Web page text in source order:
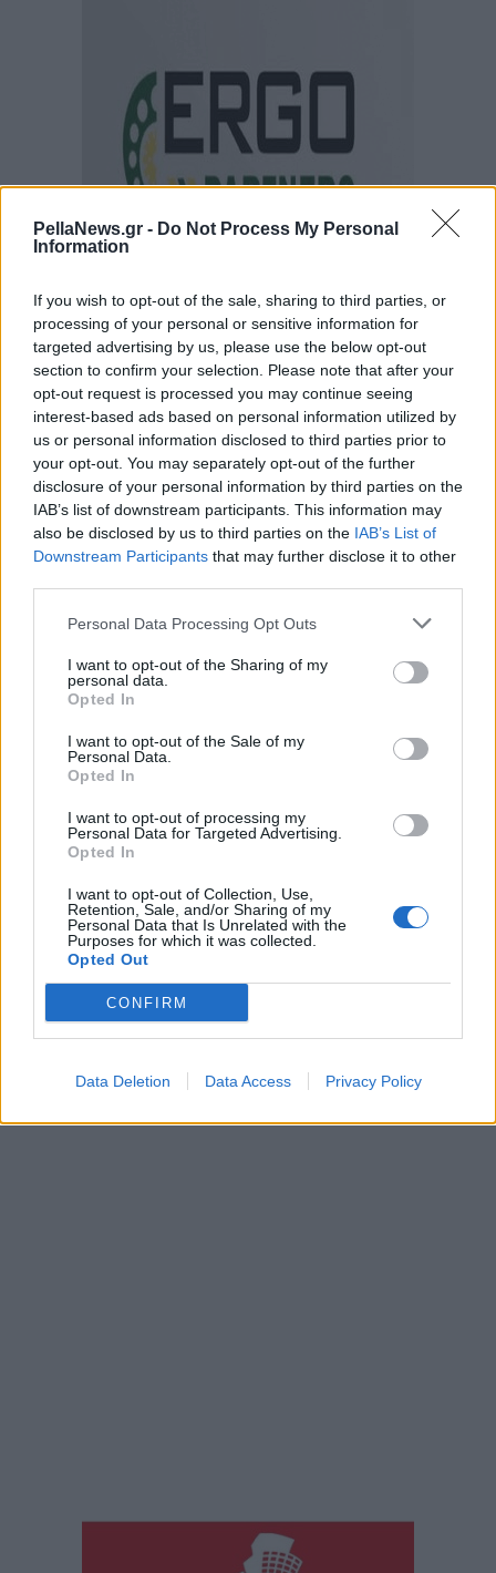
PellaNews.gr - Do Not Process My Personal
Information
If you wish to opt-out of the sale, sharing to third parties, or
processing of your personal or sensitive information for
targeted advertising by us, please use the below opt-out
section to confirm your selection. Please note that after your
opt-out request is processed you may continue seeing
interest-based ads based on personal information utilized by
us or personal information disclosed to third parties prior to
your opt-out. You may separately opt-out of the further
disclosure of your personal information by third parties on the
IAB’s list of downstream participants. This information may
also be disclosed by us to third parties on the IAB’s List of
Downstream Participants that may further disclose it to other
Personal Data Processing Opt Outs
I want to opt-out of the Sharing of my
personal data.
Opted In
I want to opt-out of the Sale of my
Personal Data.
Opted In
I want to opt-out of processing my
Personal Data for Targeted Advertising.
Opted In
I want to opt-out of Collection, Use,
Retention, Sale, and/or Sharing of my
Personal Data that Is Unrelated with the
Purposes for which it was collected.
Opted Out
CONFIRM
Data Deletion Data Access Privacy Policy